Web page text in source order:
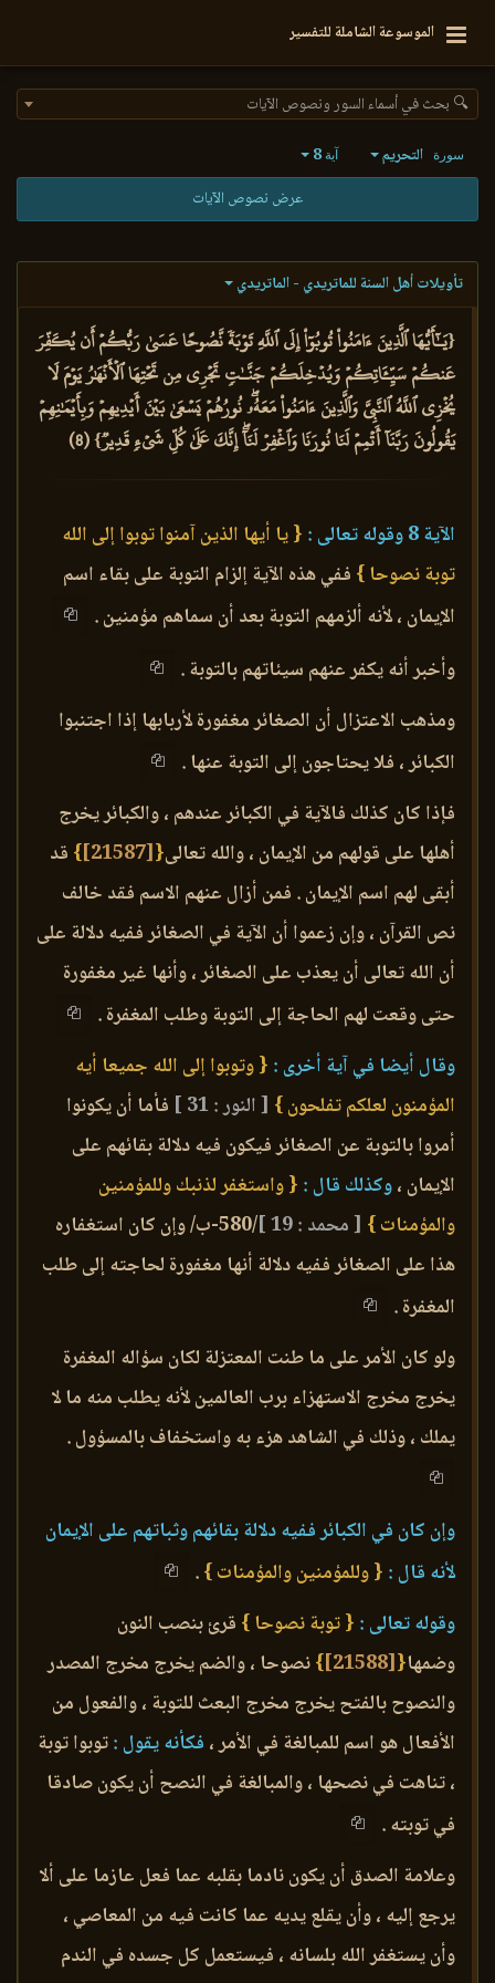
الموسوعة الشاملة للتفسير
🔍 بحث في أسماء السور ونصوص الآيات
سورة التحريم آية 8
عرض نصوص الآيات
تأويلات أهل السنة للماتريدي - الماتريدي
{يَـٰٓأَيُّهَا ٱلَّذِينَ ءَامَنُواْ تُوبُوٓاْ إِلَى ٱللَّهِ تَوۡبَةٗ نَّصُوحًا عَسَىٰ رَبُّكُمۡ أَن يُكَفِّرَ
عَنكُمۡ سَيِّـَٔاتِكُمۡ وَيُدۡخِلَكُمۡ جَنَّـٰتٖ تَجۡرِي مِن تَحۡتِهَا ٱلۡأَنۡهَٰرُ يَوۡمَ لَا
يُخۡزِي ٱللَّهُ ٱلنَّبِيَّ وَٱلَّذِينَ ءَامَنُواْ مَعَهُۥۖ نُورُهُمۡ يَسۡعَىٰ بَيۡنَ أَيۡدِيهِمۡ وَبِأَيۡمَٰنِهِمۡ
يَقُولُونَ رَبَّنَآ أَتۡمِمۡ لَنَا نُورَنَا وَٱغۡفِرۡ لَنَآۖ إِنَّكَ عَلَىٰ كُلِّ شَيۡءٖ قَدِيرٞ} (8)
الآية 8 وقوله تعالى :
{ يا أيها الذين آمنوا توبوا إلى الله
توبة نصوحا } ففي هذه الآية إلزام التوبة على بقاء اسم
الإيمان ، لأنه ألزمهم التوبة بعد أن سماهم مؤمنين .
وأخبر أنه يكفر عنهم سيئاتهم بالتوبة .
ومذهب الاعتزال أن الصغائر مغفورة لأربابها إذا اجتنبوا
الكبائر ، فلا يحتاجون إلى التوبة عنها .
فإذا كان كذلك فالآية في الكبائر عندهم ، والكبائر يخرج
أهلها على قولهم من الإيمان ، والله تعالى{
[21587]
} قد
أبقى لهم اسم الإيمان . فمن أزال عنهم الاسم فقد خالف
نص القرآن ، وإن زعموا أن الآية في الصغائر ففيه دلالة على
أن الله تعالى أن يعذب على الصغائر ، وأنها غير مغفورة
حتى وقعت لهم الحاجة إلى التوبة وطلب المغفرة .
وقال أيضا في آية أخرى : { وتوبوا إلى الله جميعا أيه
المؤمنون لعلكم تفلحون } [ النور : 31 ]
فأما أن يكونوا
أمروا بالتوبة عن الصغائر فيكون فيه دلالة بقائهم على
الإيمان ،وكذلك قال : { واستغفر لذنبك وللمؤمنين
والمؤمنات } [ محمد : 19 ]
/580-ب/ وإن كان استغفاره
هذا على الصغائر ففيه دلالة أنها مغفورة لحاجته إلى طلب
المغفرة .
ولو كان الأمر على ما طنت المعتزلة لكان سؤاله المغفرة
يخرج مخرج الاستهزاء برب العالمين لأنه يطلب منه ما لا
يملك ، وذلك في الشاهد هزء به واستخفاف بالمسؤول .
وإن كان في الكبائر ففيه دلالة بقائهم وثباتهم على الإيمان
لأنه قال : { وللمؤمنين والمؤمنات }.
وقوله تعالى : { توبة نصوحا } قرئ بنصب النون
وضمها{
[21588]
}نصوحا ، والضم يخرج مخرج المصدر
والنصوح بالفتح يخرج مخرج البعث للتوبة ، والفعول من
الأفعال هو اسم للمبالغة في الأمر ، فكأنه يقول :توبوا توبة
، تناهت في نصحها ، والمبالغة في النصح أن يكون صادقا
في توبته .
وعلامة الصدق أن يكون نادما بقلبه عما فعل عازما على ألا
يرجع إليه ، وأن يقلع يديه عما كانت فيه من المعاصي ،
وأن يستغفر الله بلسانه ، فيستعمل كل جسده في الندم